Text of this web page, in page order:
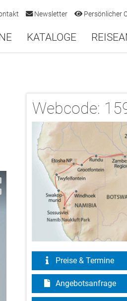
Newsletter Persönlicher
KATALOGE
Webcode:
Preise & Termine
Angebotsanfrage